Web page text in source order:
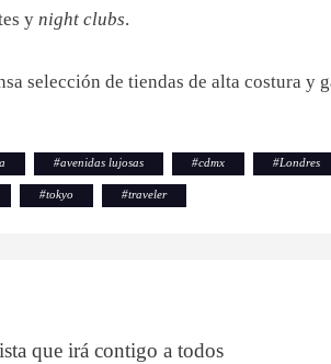
y night clubs.
selección de tiendas de alta costura y
#avenidas lujosas #cdmx #Londres
#tokyo #traveler
que irá contigo a todos